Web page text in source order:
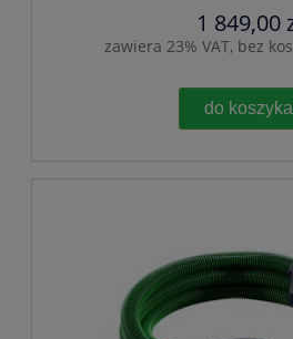
1 849,00
zawiera 23% VAT, bez
do koszyka